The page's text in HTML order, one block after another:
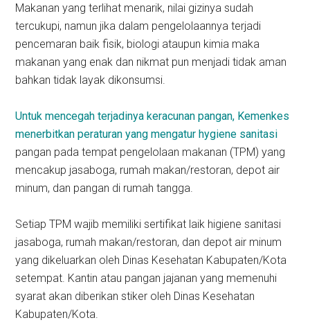
Makanan yang terlihat menarik, nilai gizinya sudah
tercukupi, namun jika dalam pengelolaannya terjadi
pencemaran baik fisik, biologi ataupun kimia maka
makanan yang enak dan nikmat pun menjadi tidak aman
bahkan tidak layak dikonsumsi.
Untuk mencegah terjadinya keracunan pangan, Kemenkes
menerbitkan peraturan yang mengatur hygiene sanitasi
pangan pada tempat pengelolaan makanan (TPM) yang
mencakup jasaboga, rumah makan/restoran, depot air
minum, dan pangan di rumah tangga.
Setiap TPM wajib memiliki sertifikat laik higiene sanitasi
jasaboga, rumah makan/restoran, dan depot air minum
yang dikeluarkan oleh Dinas Kesehatan Kabupaten/Kota
setempat. Kantin atau pangan jajanan yang memenuhi
syarat akan diberikan stiker oleh Dinas Kesehatan
Kabupaten/Kota.